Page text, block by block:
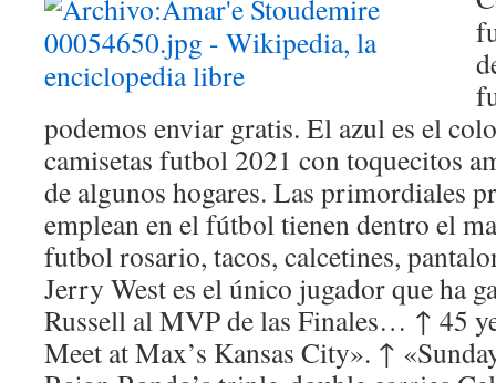
podemos enviar gratis. El azul es el
camisetas futbol 2021 con toquecitos
de algunos hogares. Las primordiales
emplean en el fútbol tienen dentro el
futbol rosario, tacos, calcetines,
Jerry West es el único jugador que ha
Russell al MVP de las Finales… ↑ 45
Meet at Max’s Kansas City». ↑